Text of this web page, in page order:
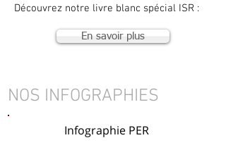
Découvrez notre livre blanc spécial ISR :
En savoir plus
NOS INFOGRAPHIES
Infographie PER